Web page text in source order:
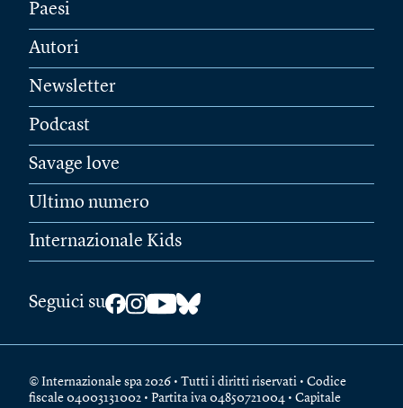
Paesi
Autori
Newsletter
Podcast
Savage love
Ultimo numero
Internazionale Kids
Seguici su
© Internazionale spa 2026 • Tutti i diritti riservati • Codice
fiscale 04003131002 • Partita iva 04850721004 • Capitale